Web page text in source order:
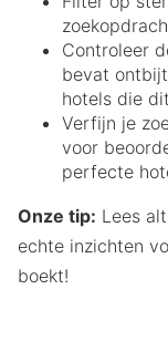
Controleer
bevat
hotels die
Verfijn je
voor
perfecte
Onze tip: Lees
echte inzichten
boekt!